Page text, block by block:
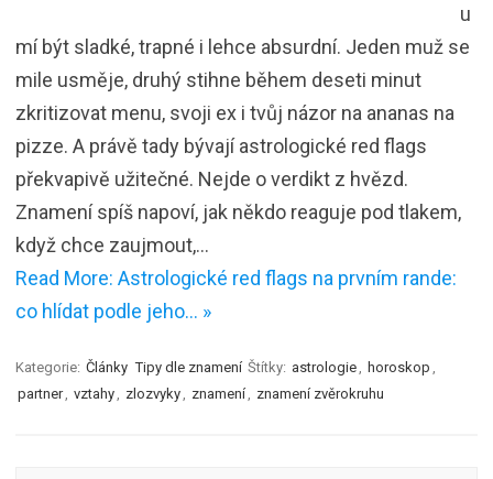
u
mí být sladké, trapné i lehce absurdní. Jeden muž se
mile usměje, druhý stihne během deseti minut
zkritizovat menu, svoji ex i tvůj názor na ananas na
pizze. A právě tady bývají astrologické red flags
překvapivě užitečné. Nejde o verdikt z hvězd.
Znamení spíš napoví, jak někdo reaguje pod tlakem,
když chce zaujmout,…
Read More: Astrologické red flags na prvním rande:
co hlídat podle jeho… »
Kategorie: Články Tipy dle znamení Štítky: astrologie horoskop
partner
vztahy zlozvyky znamení znamení zvěrokruhu